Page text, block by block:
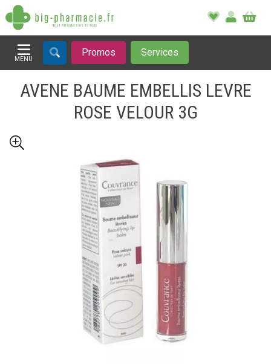
MENU
Afficher la navigation
Promos Services
AVENE BAUME EMBELLIS LEVRE
ROSE VELOUR 3G